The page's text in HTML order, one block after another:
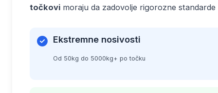
točkovi moraju da zadovolje rigorozne
Ekstremne nosivosti
Od 50kg do 5000kg+ po točku